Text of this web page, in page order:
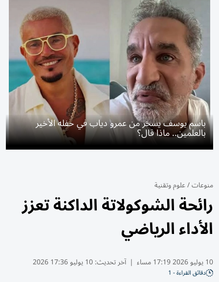
باسم يوسف يسخر من عمرو دياب في حفله الأخير
بالعلمين.. ماذا قال؟
منوعات/علوم وتقنية
رائحة الشوكولاتة الداكنة تعزز
الأداء الرياضي
10 يوليو 2026 17:19 مساء | آخر تحديث:10 يوليو 17:36 2026
دقائق القراءة - 1